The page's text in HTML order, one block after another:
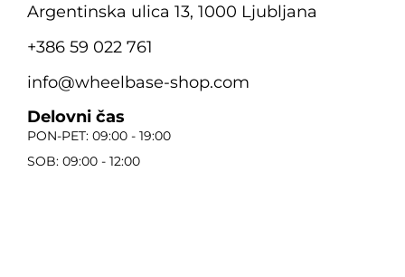
Argentinska ulica 13, 1000 Ljubljana
+386 59 022 761
info@wheelbase-shop.com
Delovni čas
PON-PET: 09:00 - 19:00
SOB: 09:00 - 12:00